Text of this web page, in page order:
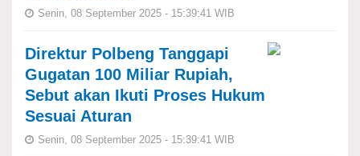
Senin, 08 September 2025 - 15:39:41 WIB
Direktur Polbeng Tanggapi
Gugatan 100 Miliar Rupiah,
Sebut akan Ikuti Proses Hukum
Sesuai Aturan
Senin, 08 September 2025 - 15:39:41 WIB